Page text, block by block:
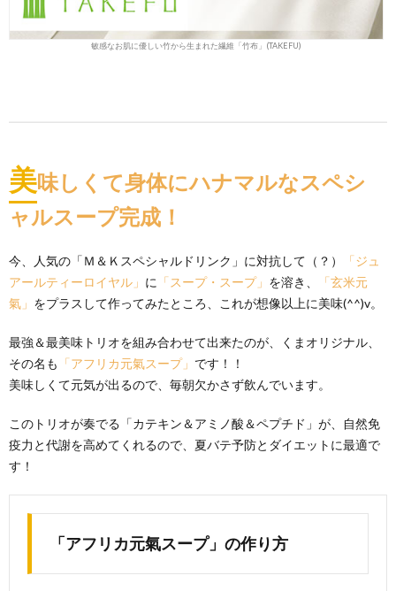
敏感なお肌に優しい竹から生まれた繊維「竹布」(TAKEFU)
美味しくて身体にハナマルなスペシ
ャルスープ完成！
今、人気の「Ｍ＆Ｋスペシャルドリンク」に対抗して（？）
「ジュ
アールティーロイヤル」 に 「スープ・スープ」 を溶き、
「玄米元
氣」 をプラスして作ってみたところ、これが想像以上に美味(^^)v。
最強＆最美味トリオを組み合わせて出来たのが、くまオリジナル、
その名も 「アフリカ元氣スープ」 です！！
美味しくて元気が出るので、毎朝欠かさず飲んでいます。
このトリオが奏でる「カテキン＆アミノ酸＆ペプチド」が、自然免
疫力と代謝を高めてくれるので、夏バテ予防とダイエットに最適で
す！
「アフリカ元氣スープ」の作り方